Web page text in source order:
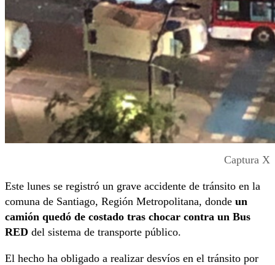
Captura X
Este lunes se registró un grave accidente de tránsito en la
comuna de Santiago, Región Metropolitana, donde un
camión quedó de costado tras chocar contra un Bus
RED del sistema de transporte público.
El hecho ha obligado a realizar desvíos en el tránsito por